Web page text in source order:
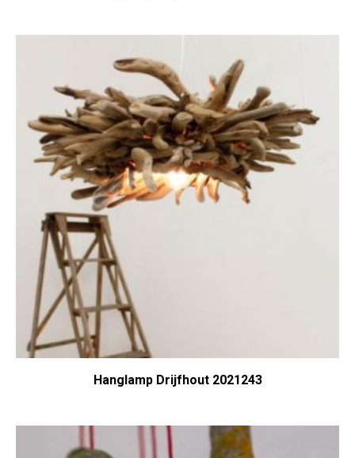
Hanglamp Drijfhout 2021243